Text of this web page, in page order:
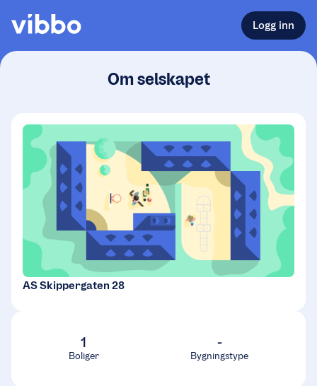
Logg inn
Om selskapet
AS Skippergaten 28
1
Boliger
-
Bygningstype